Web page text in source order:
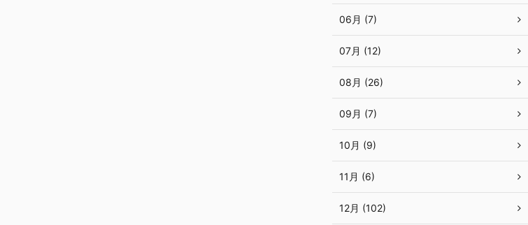
06月 (7)
07月 (12)
08月 (26)
09月 (7)
10月 (9)
11月 (6)
12月 (102)